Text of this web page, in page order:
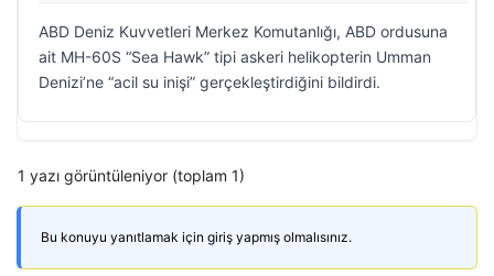
ABD Deniz Kuvvetleri Merkez Komutanlığı, ABD ordusuna
ait MH-60S “Sea Hawk” tipi askeri helikopterin Umman
Denizi’ne “acil su inişi” gerçekleştirdiğini bildirdi.
1 yazı görüntüleniyor (toplam 1)
Bu konuyu yanıtlamak için giriş yapmış olmalısınız.